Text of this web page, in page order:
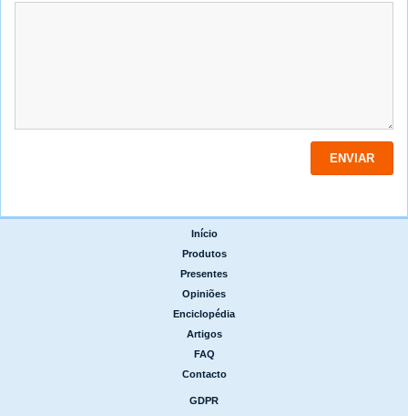
Início
Produtos
Presentes
Opiniões
Enciclopédia
Artigos
FAQ
Contacto
GDPR